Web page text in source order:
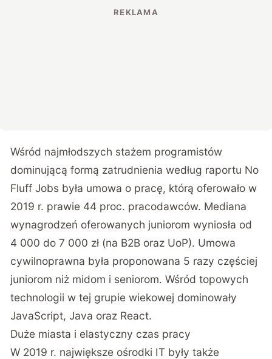
Wśród najmłodszych stażem programistów
dominującą formą zatrudnienia według raportu No
Fluff Jobs była umowa o pracę, którą oferowało w
2019 r. prawie 44 proc. pracodawców. Mediana
wynagrodzeń oferowanych juniorom wyniosła od
4 000 do 7 000 zł (na B2B oraz UoP). Umowa
cywilnoprawna była proponowana 5 razy częściej
juniorom niż midom i seniorom. Wśród topowych
technologii w tej grupie wiekowej dominowały
JavaScript, Java oraz React.
Duże miasta i elastyczny czas pracy
W 2019 r. największe ośrodki IT były także